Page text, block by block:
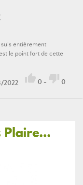
suis entièrement
le point fort de cette
2022  0 -  0
Plaire...